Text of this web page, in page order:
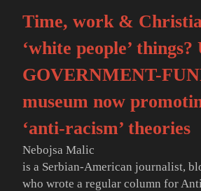
Time, work &
‘white people’ things?
GOVERNMENT-
museum now
‘anti-racism’ theories
Nebojsa Malic
is a Serbian-American journalist,
who wrote a regular column for